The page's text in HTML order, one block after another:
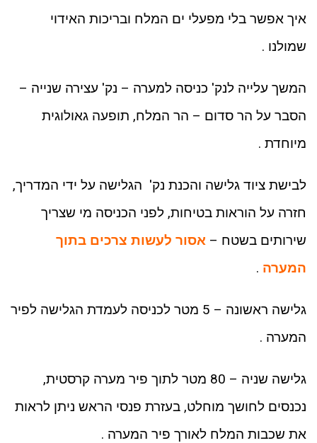
איך אפשר בלי מפעלי ים המלח ובריכות האידוי
שמולנו .
המשך עלייה לנק' כניסה למערה – נק' עצירה שנייה –
הסבר על הר סדום – הר המלח, תופעה גאולוגית
מיוחדת .
לבישת ציוד גלישה והכנת נק' הגלישה על ידי המדריך,
חזרה על הוראות בטיחות, לפני הכניסה מי שצריך
שירותים בשטח – אסור לעשות צרכים בתוך
המערה .
גלישה ראשונה – 5 מטר לכניסה לעמדת הגלישה לפיר
המערה .
גלישה שניה – 80 מטר לתוך פיר מערה קרסטית,
נכנסים לחושך מוחלט, בעזרת פנסי הראש ניתן לראות
את שכבות המלח לאורך פיר המערה .